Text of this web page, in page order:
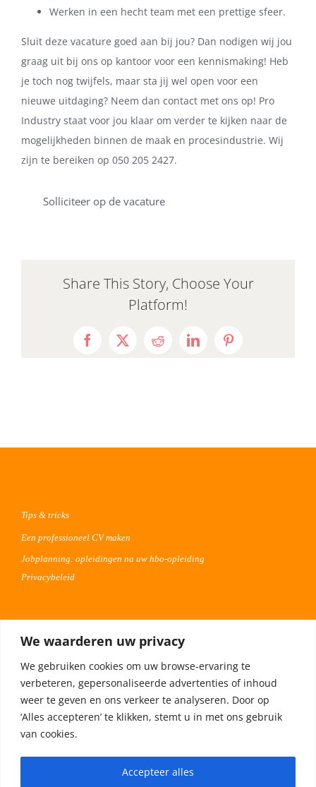
We waarderen uw privacy
We gebruiken cookies om uw browse-ervaring te
verbeteren, gepersonaliseerde advertenties of inhoud
weer te geven en ons verkeer te analyseren. Door op
‘Alles accepteren’ te klikken, stemt u in met ons gebruik
van cookies.
Accepteer alles
Werken in een hecht team met een prettige sfeer.
Sluit deze vacature goed aan bij jou? Dan nodigen wij jou
graag uit bij ons op kantoor voor een kennismaking! Heb
je toch nog twijfels, maar sta jij wel open voor een
nieuwe uitdaging? Neem dan contact met ons op! Pro
Industry staat voor jou klaar om verder te kijken naar de
mogelijkheden binnen de maak en procesindustrie. Wij
zijn te bereiken op 050 205 2427.
Solliciteer op de vacature
Share This Story, Choose Your
Platform!
Facebook
X RedditLinkedInPinterest
Tips & tricks
Een professioneel CV maken
Jobplanning: opleidingen na uw hbo-opleiding
Privacybeleid
Plaats uw vacature 30 dagen gratis
Adverteren op Meta